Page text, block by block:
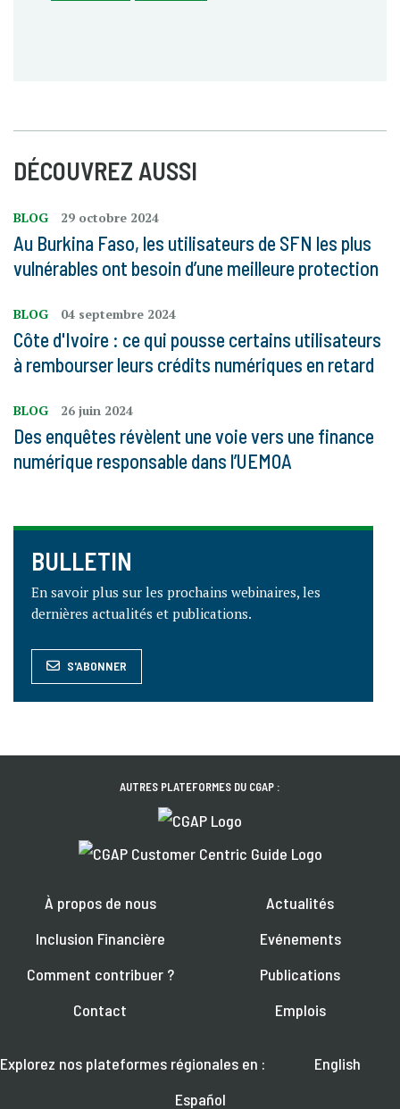
DÉCOUVREZ AUSSI
BLOG 29 octobre 2024
Au Burkina Faso, les utilisateurs de SFN les plus
vulnérables ont besoin d’une meilleure protection
BLOG 04 septembre 2024
Côte d'Ivoire : ce qui pousse certains utilisateurs
à rembourser leurs crédits numériques en retard
BLOG 26 juin 2024
Des enquêtes révèlent une voie vers une finance
numérique responsable dans l’UEMOA
BULLETIN
En savoir plus sur les prochains webinaires, les
dernières actualités et publications.
S'ABONNER
AUTRES PLATEFORMES DU CGAP :
À propos de nous
Inclusion Financière
Comment contribuer ?
Contact
Actualités
Evénements
Publications
Emplois
Explorez nos plateformes régionales en :
English
Español